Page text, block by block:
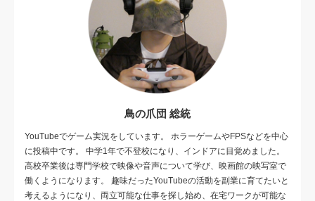
鳥の爪団 総統
YouTubeでゲーム実況をしています。 ホラーゲームやFPSなどを中心
に投稿中です。 中学1年で不登校になり、インドアに目覚めました。
高校卒業後は専門学校で映像や音声について学び、映画館の映写室で
働くようになります。 趣味だったYouTubeの活動を副業に育てたいと
考えるようになり、両立可能な仕事を探し始め、在宅ワークが可能な